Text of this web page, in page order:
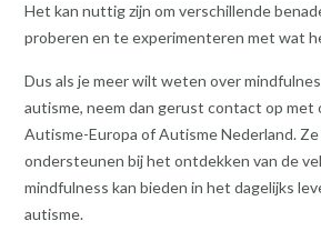
Het kan nuttig zijn om verschillende
proberen en te experimenteren met wat
Dus als je meer wilt weten over
autisme, neem dan gerust contact op met
Autisme-Europa of Autisme Nederland.
ondersteunen bij het ontdekken van de
mindfulness kan bieden in het dagelijks
autisme.